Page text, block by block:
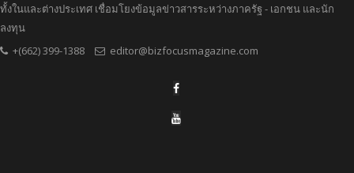
ทั้งในและต่างประเทศ เชื่อมโยงข้อมูลข่าวสารระหว่างภาครัฐ - เอกชน และนัก
ลงทุน
+(662) 399-1388
editor@bizfocusmagazine.com